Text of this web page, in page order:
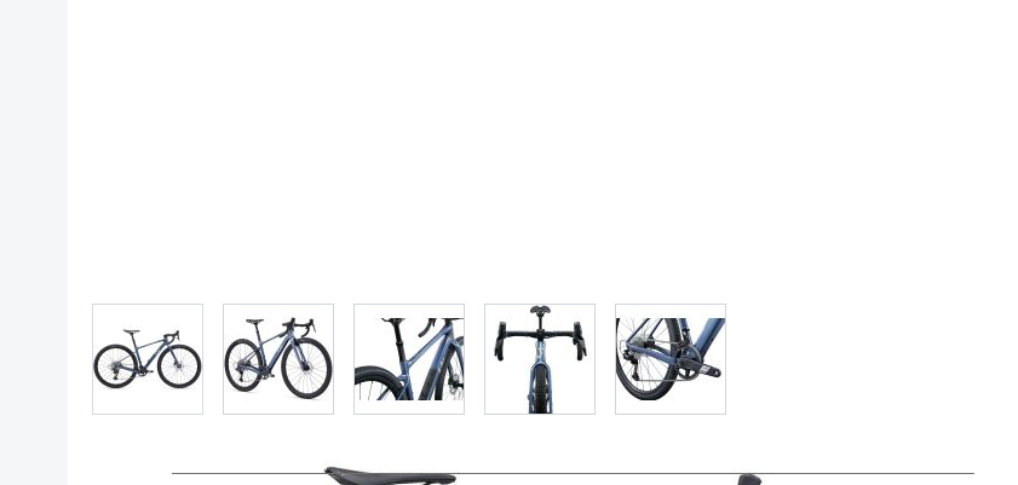
View larger imageView larger imageView larger imageView larger imageView larger image